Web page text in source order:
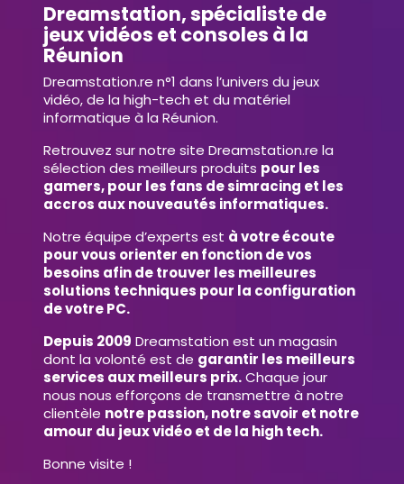
Dreamstation, spécialiste de
jeux vidéos et consoles à la
Réunion
Dreamstation.re n°1 dans l’univers du jeux
vidéo, de la high-tech et du matériel
informatique à la Réunion.
Retrouvez sur notre site Dreamstation.re la
sélection des meilleurs produits pour les
gamers, pour les fans de simracing et les
accros aux nouveautés informatiques.
Notre équipe d’experts est à votre écoute
pour vous orienter en fonction de vos
besoins afin de trouver les meilleures
solutions techniques pour la configuration
de votre PC.
Depuis 2009 Dreamstation est un magasin
dont la volonté est de garantir les meilleurs
services aux meilleurs prix.Chaque jour
nous nous efforçons de transmettre à notre
clientèle notre passion, notre savoir et notre
amour du jeux vidéo et de la high tech.
Bonne visite !